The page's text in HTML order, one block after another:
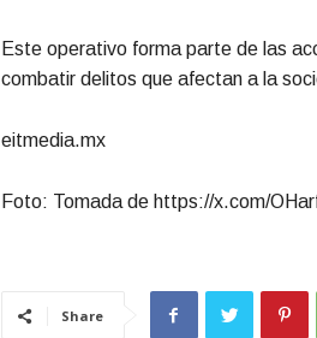
Este operativo forma parte de las
combatir delitos que afectan a la
eitmedia.mx
Foto: Tomada de https://x.com/
Share